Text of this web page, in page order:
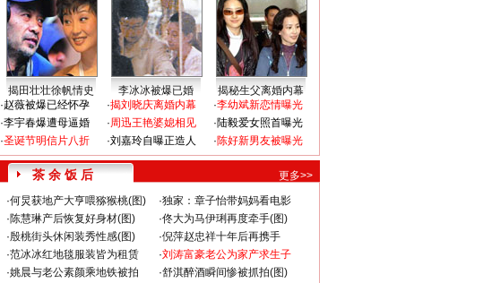
揭田壮壮徐帆情史 李冰冰被爆已婚
揭秘生父离婚内幕
·赵薇被爆已经怀孕
·李宇春爆遭母逼婚
·圣诞节明信片八折
·揭刘晓庆离婚内幕
·周迅王艳婆媳相见
·刘嘉玲自曝正造人
·李幼斌新恋情曝光
·陆毅爱女照首曝光
·陈好新男友被曝光
茶 余 饭 后
更多>>
·何炅获地产大亨喂猕猴桃(图) ·独家：章子怡带妈妈看电影
·陈慧琳产后恢复好身材(图) ·佟大为马伊琍再度牵手(图)
·殷桃街头休闲装秀性感(图) ·倪萍赵忠祥十年后再携手
·范冰冰红地毯服装皆为租赁 ·刘涛富豪老公为家产求生子
·姚晨与老公素颜乘地铁被拍 ·舒淇醉酒瞬间惨被抓拍(图)